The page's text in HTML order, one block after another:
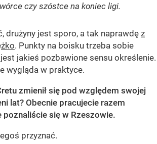
czy szóstce na koniec ligi.
drużyny jest sporo, a tak naprawdę z
. Punkty na boisku trzeba sobie
jakieś pozbawione sensu określenie.
wygląda w praktyce.
zmienił się pod względem swojej
lat? Obecnie pracujecie razem
poznaliście się w Rzeszowie.
przyznać.